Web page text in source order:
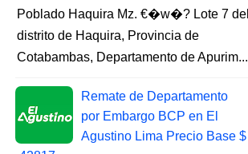
Poblado Haquira Mz. €�w�? Lote 7 del
distrito de Haquira, Provincia de
Cotabambas, Departamento de Apurim...
Remate de Departamento
por Embargo BCP en El
Agustino Lima Precio Base $